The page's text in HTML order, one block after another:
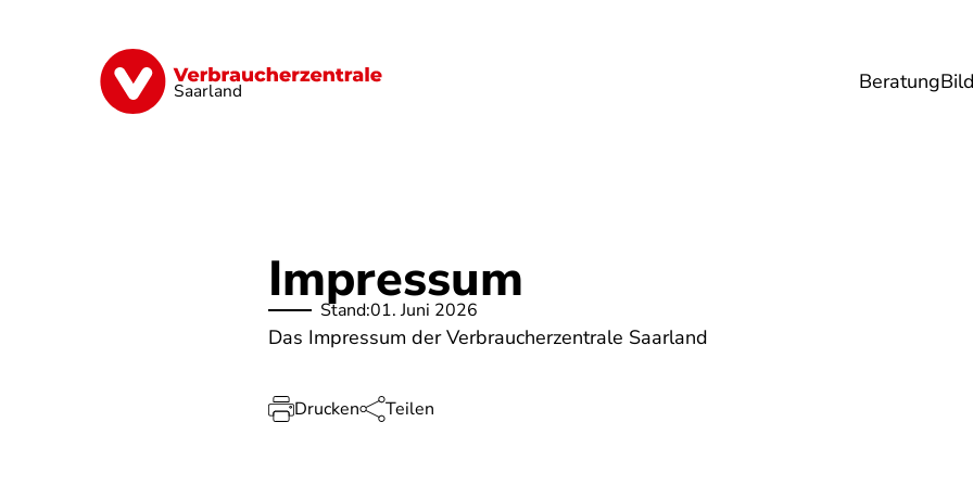
Saarland Beratung
Digitales Energie Finanzen
Impressum
Stand:01. Juni 2026
Das Impressum der Verbraucherzentrale Saarland
Drucken Teilen